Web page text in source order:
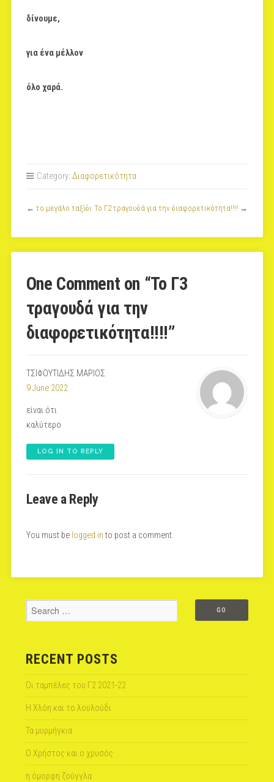
δίνουμε,
για ένα μέλλον
όλο χαρά.
Category: Διαφορετικότητα
← το μεγάλο ταξίδι Το Γ2 τραγουδά για την διαφορετικότητα!!!! →
One Comment on “To Γ3
τραγουδά για την
διαφορετικότητα!!!!”
ΤΣΙΦΟΥΤΙΔΗΣ ΜΑΡΙΟΣ
9 June 2022
είναι ότι
καλύτερο
LOG IN TO REPLY
Leave a Reply
You must be logged in to post a comment.
RECENT POSTS
Οι ταμπέλες του Γ2 2021-22
Η Χλόη και το λουλούδι
Τα μυρμήγκια
Ο Χρήστος και ο χρυσός
η όμορφη ζούγγλα